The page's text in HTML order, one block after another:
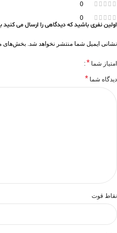
0
0
اولین نفری باشید که دیدگاهی را ارسال می
نشانی ایمیل شما منتشر نخواهد شد. بخش‌های
امتیاز شما *
دیدگاه شما *
نقاط قوت